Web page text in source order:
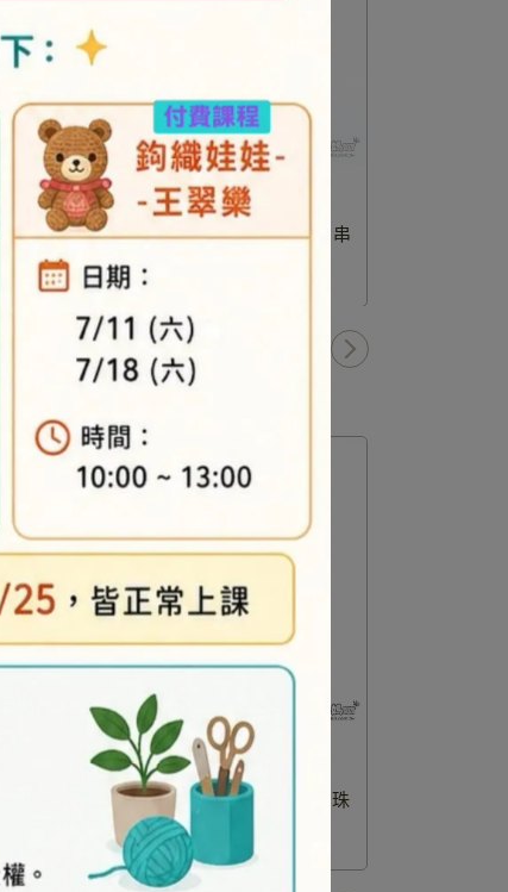
Q版小貓(2入)-立體系列-中級-串
Q版迷你龍-立體系列-高級-串珠
NT$240